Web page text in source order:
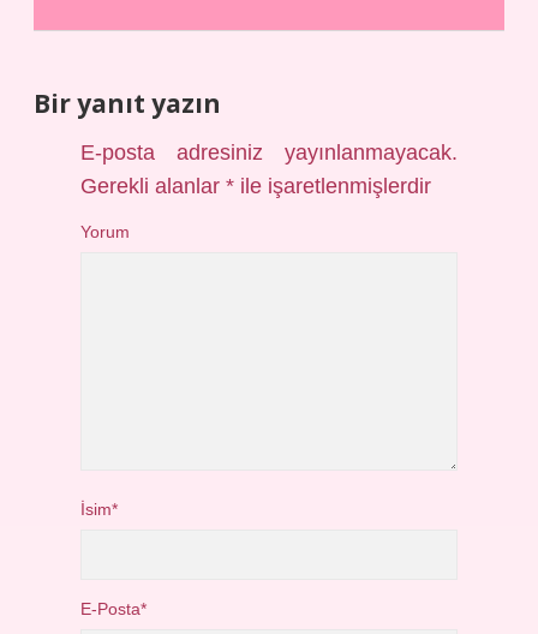
Bir yanıt yazın
E-posta adresiniz yayınlanmayacak.
Gerekli alanlar* ile işaretlenmişlerdir
Yorum
İsim*
E-Posta*